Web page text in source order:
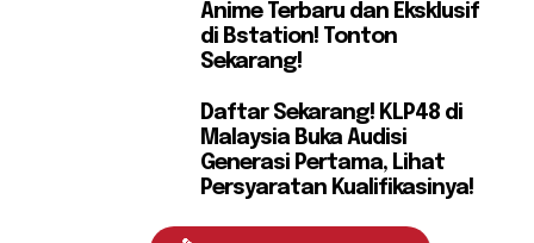
Anime Terbaru dan Eksklusif
di Bstation! Tonton
Sekarang!
Daftar Sekarang! KLP48 di
Malaysia Buka Audisi
Generasi Pertama, Lihat
Persyaratan Kualifikasinya!